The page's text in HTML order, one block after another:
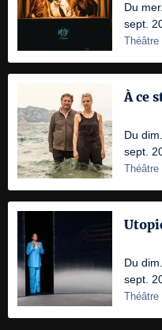
Du
sept.
À ce
Du
sept.
Du
sept.